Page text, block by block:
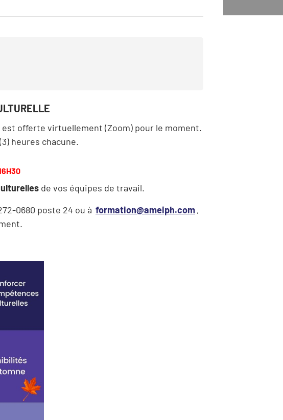
est offerte virtuellement (Zoom) pour le moment.
heures chacune.
de vos équipes de travail.
0680 poste 24 ou à formation@ameiph.com,